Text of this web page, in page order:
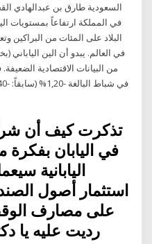
السعودية طارق بن عبدالهادي
في المملكة ارتفاعاً بمستويات
في العالم. يبدو أن الين الياباني
من البيانات الاقتصادية
تذكرت كيف أن
في اليابان
اليابانية
استثمار أصول
على مصارف
رديت عليه يا